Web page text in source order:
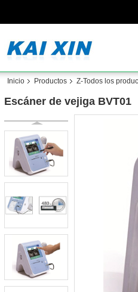
Inicio Productos Z-Todos los
Escáner de vejiga BVT01